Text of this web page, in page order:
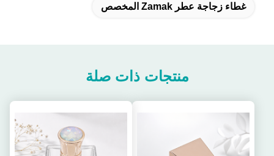
غطاء زجاجة عطر Zamak المخصص
منتجات ذات صلة